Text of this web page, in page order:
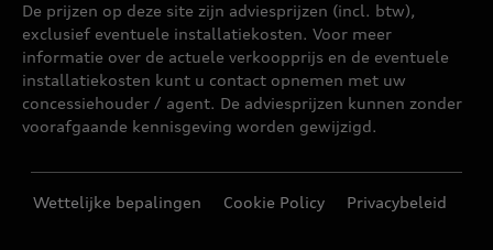
De prijzen op deze site zijn adviesprijzen (incl. btw),
exclusief eventuele installatiekosten. Voor meer
informatie over de actuele verkoopprijs en de eventuele
installatiekosten kunt u contact opnemen met uw
concessiehouder / agent. De adviesprijzen kunnen zonder
voorafgaande kennisgeving worden gewijzigd.
Wettelijke bepalingen Cookie Policy Privacybeleid